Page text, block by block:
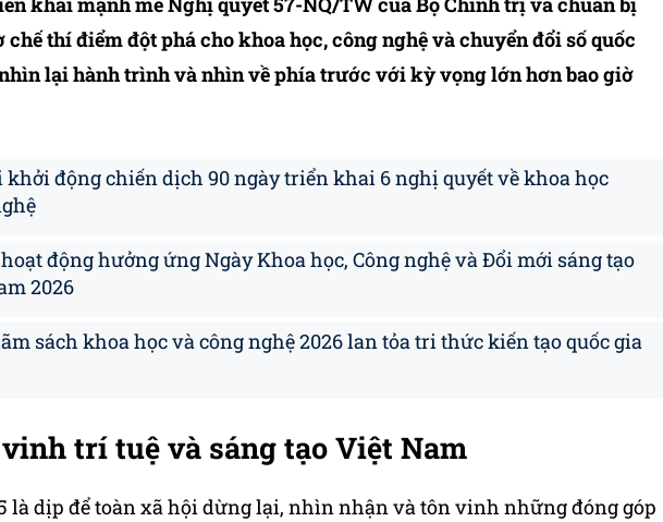
thí điểm đột phá cho khoa học, công nghệ và chuyển đổi số quốc
lại hành trình và nhìn về phía trước với kỳ vọng lớn hơn bao giờ
khởi động chiến dịch 90 ngày triển khai 6 nghị quyết về khoa học
động hưởng ứng Ngày Khoa học, Công nghệ và Đổi mới sáng tạo
2026
sách khoa học và công nghệ 2026 lan tỏa tri thức kiến tạo quốc gia
trí tuệ và sáng tạo Việt Nam
là dịp để toàn xã hội dừng lại, nhìn nhận và tôn vinh những đóng góp